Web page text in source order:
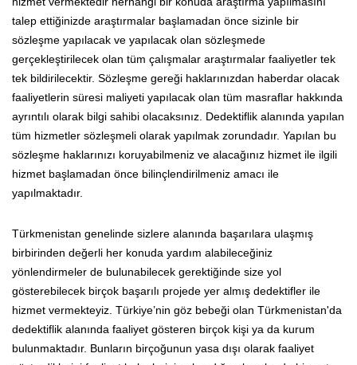
talep ettiğinizde araştırmalar başlamadan önce sizinle bir
sözleşme yapılacak ve yapılacak olan sözleşmede
gerçekleştirilecek olan tüm çalışmalar araştırmalar faaliyetler tek
tek bildirilecektir. Sözleşme gereği haklarınızdan haberdar olacak
faaliyetlerin süresi maliyeti yapılacak olan tüm masraflar hakkında
ayrıntılı olarak bilgi sahibi olacaksınız. Dedektiflik alanında yapılan
tüm hizmetler sözleşmeli olarak yapılmak zorundadır. Yapılan bu
sözleşme haklarınızı koruyabilmeniz ve alacağınız hizmet ile ilgili
hizmet başlamadan önce bilinçlendirilmeniz amacı ile
yapılmaktadır.
Türkmenistan genelinde sizlere alanında başarılara ulaşmış
birbirinden değerli her konuda yardım alabileceğiniz
yönlendirmeler de bulunabilecek gerektiğinde size yol
gösterebilecek birçok başarılı projede yer almış dedektifler ile
hizmet vermekteyiz. Türkiye’nin göz bebeği olan Türkmenistan'da
dedektiflik alanında faaliyet gösteren birçok kişi ya da kurum
bulunmaktadır. Bunların birçoğunun yasa dışı olarak faaliyet